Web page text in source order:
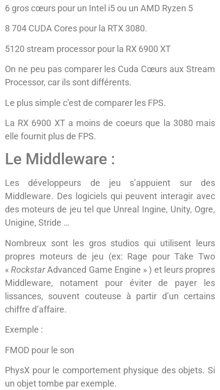
6 gros cœurs pour un Intel i5 ou un AMD Ryzen 5
8 704 CUDA Cores pour la RTX 3080.
5120 stream processor pour la RX 6900 XT
On ne peu pas comparer les Cuda Cœurs aux Stream
Processor, car ils sont différents.
Le plus simple c’est de comparer les FPS.
La RX 6900 XT a moins de coeurs que la 3080 mais
elle fournit plus de FPS.
Le Middleware :
Les développeurs de jeu s’appuient sur des
Middleware. Des logiciels qui peuvent interagir avec
des moteurs de jeu tel que Unreal Ingine, Unity, Ogre,
Unigine, Stride …
Nombreux sont les gros studios qui utilisent leurs
propres moteurs de jeu (ex: Rage pour Take Two
«RockstarAdvanced Game Engine » ) et leurs propres
Middleware, notament pour éviter de payer les
lissances, souvent couteuse à partir d’un certains
chiffre d’affaire.
Exemple :
FMOD pour le son
PhysX pour le comportement physique des objets. Si
un objet tombe par exemple.